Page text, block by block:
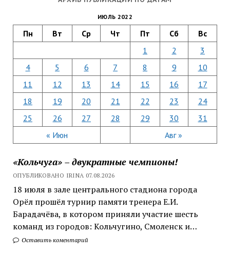
ИЮЛЬ 2022
Пн Вт Ср Чт Пт Сб Вс
« Июн Авг »
1 2
3
4
5 6 7 8 9
10
11
12 13 14 15 16
17
18
19 20 21 22 23
24
25
26 27 28 29 30 31
«Кольчуга» – двукратные чемпионы!
ОПУБЛИКОВАНО IRINA 07.08.2026
18 июля в зале центрального стадиона города
Орёл прошёл турнир памяти тренера Е.И.
Барадачёва, в котором приняли участие шесть
команд из городов: Кольчугино, Смоленск и…
Оставить коментарий